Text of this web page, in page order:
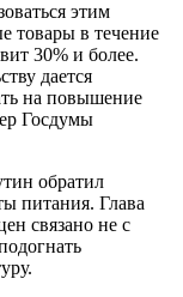
этим
товары в течение
30% и более.
дается
на повышение
Госдумы
обратил
питания. Глава
связано не с